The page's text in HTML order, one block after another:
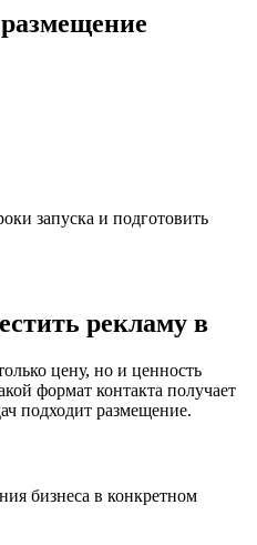
запуска и подготовить
рекламу в
цену, но и ценность
формат контакта получает
подходит размещение.
бизнеса в конкретном